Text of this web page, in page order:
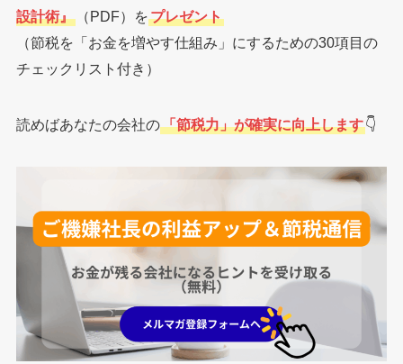
設計術』（PDF）をプレゼント
（節税を「お金を増やす仕組み」にするための30項目の
チェックリスト付き）
読めばあなたの会社の「節税力」が確実に向上します👇